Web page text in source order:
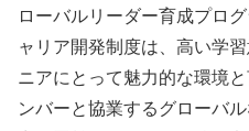
ローバルリーダー育成プロ
ャリア開発制度は、高い学
ニアにとって魅力的な環境
ンバーと協業するグローバ